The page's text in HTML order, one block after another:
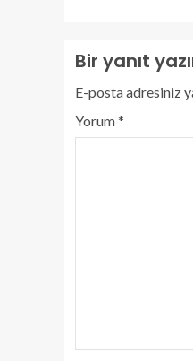
Bir yanıt
E-posta adresiniz
Yorum*